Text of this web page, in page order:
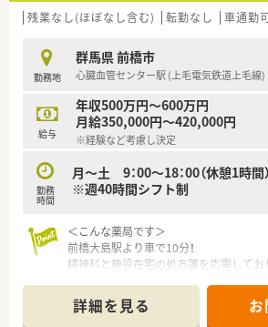
残業なし(ほぼなし含む) 転勤なし 車通勤
勤務地
群馬県 前橋市
心臓血管センター駅 (上毛電気鉄道上毛線)
給与
年収500万円～600万円
月給350,000円～420,000円
※経験など考慮し決定
勤務
時間
月～土 9：00～18：00（休憩1時間）
※週40時間シフト制
＜こんな薬局です＞
前橋大島駅より車で10分！
精神科と施設在宅の処方箋を応需してお
在宅は施設在宅をメインに受け持ってい
医師との同行訪問はありませんが、医師
詳細を見る